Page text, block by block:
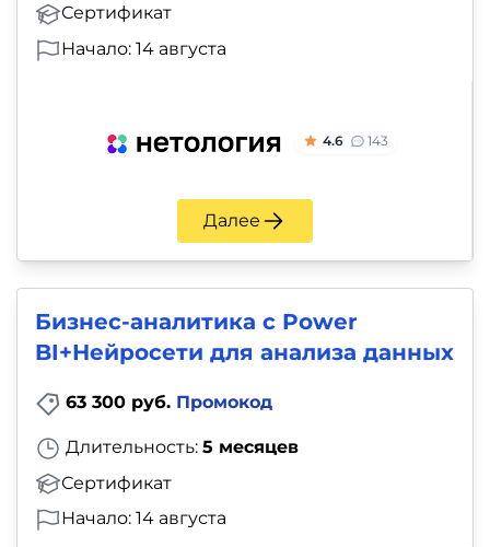
Сертификат
Начало: 14 августа
4.6 143
Далее
Бизнес-аналитика с Power
BI+Нейросети для анализа данных
63 300 руб. Промокод
Длительность: 5 месяцев
Сертификат
Начало: 14 августа